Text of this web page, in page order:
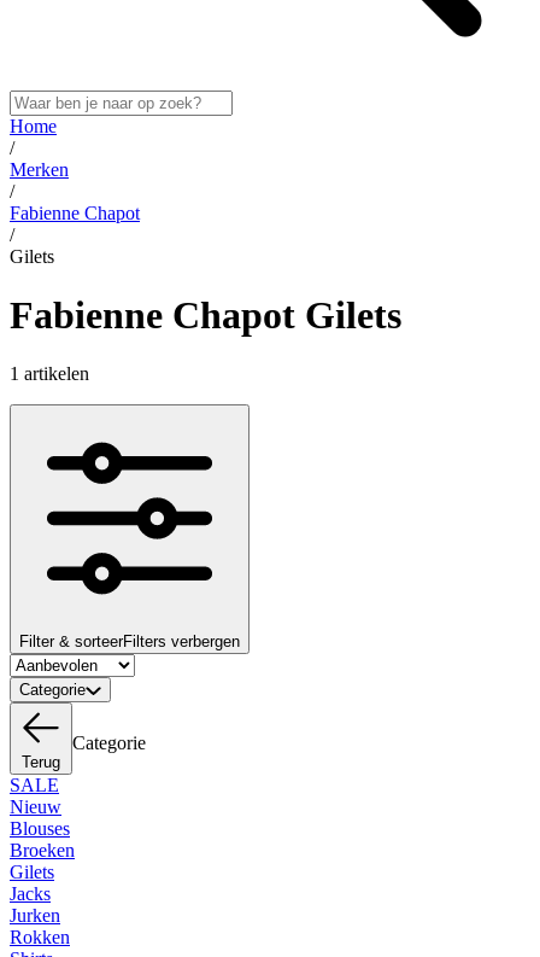
Home
/
Merken
/
Fabienne Chapot
/
Gilets
Fabienne Chapot Gilets
1 artikelen
Filter & sorteerFilters verbergen
Categorie
Terug
Categorie
SALE
Nieuw
Blouses
Broeken
Gilets
Jacks
Jurken
Rokken